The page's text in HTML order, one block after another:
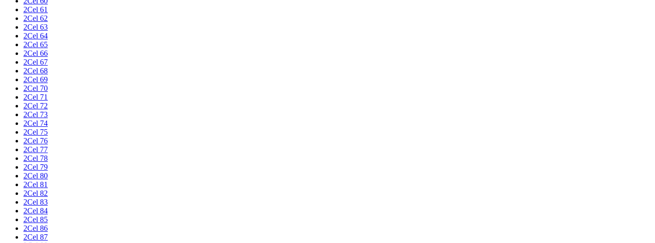
2Cel 61
2Cel 62
2Cel 63
2Cel 64
2Cel 65
2Cel 66
2Cel 67
2Cel 68
2Cel 69
2Cel 70
2Cel 71
2Cel 72
2Cel 73
2Cel 74
2Cel 75
2Cel 76
2Cel 77
2Cel 78
2Cel 79
2Cel 80
2Cel 81
2Cel 82
2Cel 83
2Cel 84
2Cel 85
2Cel 86
2Cel 87